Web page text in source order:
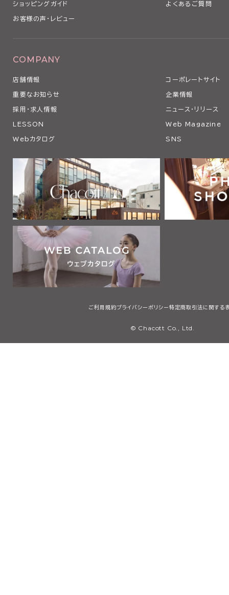
ショッピングガイド よくあるご質問
お客様の声・レビュー
COMPANY
店舗情報 コーポレートサイト
重要なお知らせ 企業情報
採用・求人情報 ニュース・リリース
LESSON Web Magazine
Webカタログ SNS
ご利用規約プライバシーポリシー 特定商取引法に関する
© Chacott Co., Ltd.